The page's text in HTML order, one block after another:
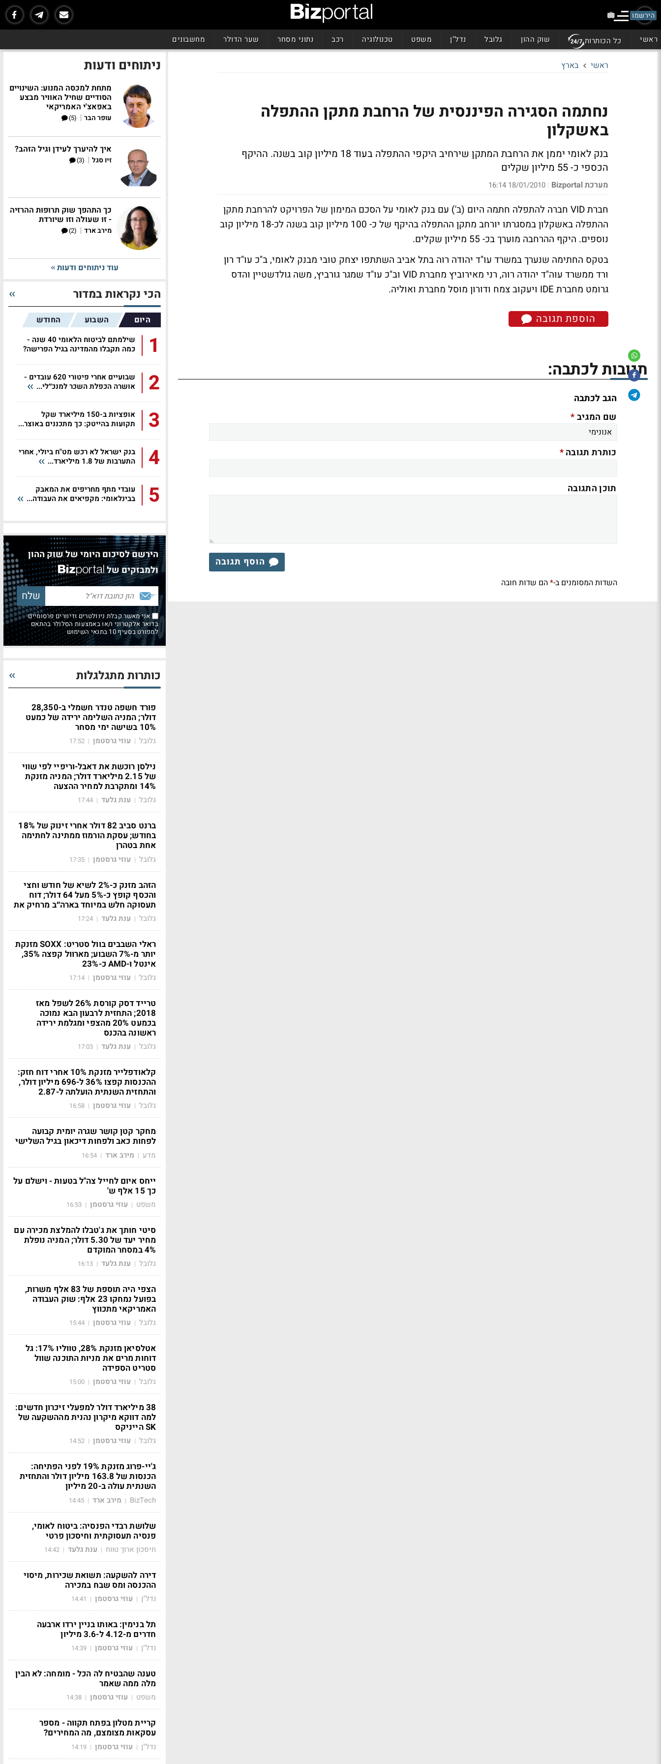
הירשמו
ראשי כל הכותרות שוק ההון גלובל נדל"ן משפט טכנולוגיה רכב נתוני מסחר שער הדולר מחשבונים
ראשי בארץ
נחתמה הסגירה הפיננסית של הרחבת מתקן ההתפלה
באשקלון
בנק לאומי יממן את הרחבת המתקן שירחיב היקפי ההתפלה בעוד 18 מיליון קוב בשנה. ההיקף
הכספי כ- 55 מיליון שקלים
מערכת Bizportal |
18/01/2010 16:14
חברת VID חברה להתפלה חתמה היום (ב') עם בנק לאומי על הסכם המימון של הפרויקט להרחבת מתקן
ההתפלה באשקלון במסגרתו יורחב מתקן ההתפלה בהיקף של כ- 100 מיליון קוב בשנה לכ-18 מיליון קוב
נוספים. היקף ההרחבה מוערך בכ- 55 מיליון שקלים.
בטקס החתימה שנערך במשרד עו"ד יהודה רוה בתל אביב השתתפו יצחק טובי מבנק לאומי, ב"כ עו"ד רון
ורד ממשרד עוה"ד יהודה רוה, רני מאירוביץ מחברת VID וב"כ עו"ד שמגר גורביץ, משה גולדשטיין והדס
גרומט מחברת IDE ויעקוב צמח ודורון מוסל מחברת ואוליה.
הוספת תגובה
תגובות לכתבה:
הגב לכתבה
שם המגיב*
כותרת תגובה*
תוכן התגובה
הוסף תגובה
השדות המסומנים ב-*הם שדות חובה
ניתוחים ודעות
מתחת למכסה המנוע: השינויים
הסודיים שחיל האוויר מבצע
באפאצ'י האמריקאי
עופר הבר |
(5)
איך להיערך לעידן וגיל הזהב?
זיו סגל |
(3)
כך התהפך שוק תרופות ההרזיה
- זו שעולה וזו שיורדת
מירב ארד |
(2)
עוד ניתוחים ודעות
הכי נקראות במדור
היום השבוע החודש
1
שילמתם לביטוח הלאומי 40 שנה -
כמה תקבלו מהמדינה בגיל הפרישה?
2
שבועיים אחרי פיטורי 620 עובדים -
אושרה הכפלת השכר למנכ״לי...
3
אופציות ב-150 מיליארד שקל
תקועות בהייטק: כך מתכננים באוצר...
4
בנק ישראל לא רכש מט"ח ביולי, אחרי
התערבות של 1.8 מיליארד...
5
עובדי מתף מחריפים את המאבק
בבינלאומי: מקפיאים את העבודה...
הירשם לסיכום היומי של שוק ההון
ולמבזקים של
אני מאשר קבלת ניוזלטרים ודיוורים פרסומיים
בדואר אלקטרוני ו/או באמצעות הסלולר בהתאם
למפורט בסעיף 10 בתנאי השימוש
כותרות מתגלגלות
פורד חשפה טנדר חשמלי ב-28,350
דולר; המניה השלימה ירידה של כמעט
10% בשישה ימי מסחר
גלובל | עוזי גרסטמן |
17:52
נילסן רוכשת את דאבל-וריפיי לפי שווי
של 2.15 מיליארד דולר; המניה מזנקת
14% ומתקרבת למחיר ההצעה
גלובל | ענת גלעד |
17:44
ברנט סביב 82 דולר אחרי זינוק של 18%
בחודש; עסקת הורמוז ממתינה לחתימה
אחת בטהרן
גלובל | עוזי גרסטמן |
17:35
הזהב מזנק כ-2% לשיא של חודש וחצי
והכסף קופץ כ-5% מעל 64 דולר; דוח
תעסוקה חלש במיוחד בארה״ב מרחיק את
גלובל | ענת גלעד |
17:24
ראלי השבבים בוול סטריט: SOXX מזנקת
יותר מ-7% השבוע; מארוול קפצה 35%,
אינטל ו-AMD כ-23%
גלובל | עוזי גרסטמן |
17:14
טרייד דסק קורסת 26% לשפל מאז
2018; התחזית לרבעון הבא נמוכה
בכמעט 20% מהצפי ומגלמת ירידה
ראשונה בהכנס
גלובל | ענת גלעד |
17:03
קלאודפלייר מזנקת 10% אחרי דוח חזק:
ההכנסות קפצו 36% ל-696 מיליון דולר,
והתחזית השנתית הועלתה ל-2.87
גלובל | עוזי גרסטמן |
16:58
מחקר קטן קושר שגרה יומית קבועה
לפחות כאב ולפחות דיכאון בגיל השלישי
מדע | מירב ארד |
16:54
ייחס איום לחייל צה"ל בטעות - וישלם על
כך 15 אלף ש'
משפט | עוזי גרסטמן |
16:53
סיטי חותך את ג'טבלו להמלצת מכירה עם
מחיר יעד של 5.30 דולר; המניה נופלת
4% במסחר המוקדם
גלובל | ענת גלעד |
16:13
הצפי היה תוספת של 83 אלף משרות,
בפועל נמחקו 23 אלף: שוק העבודה
האמריקאי מתכווץ
גלובל | עוזי גרסטמן |
15:44
אטלסיאן מזנקת 28%, טווליו 17%: גל
דוחות מרים את מניות התוכנה שוול
סטריט הספידה
גלובל | עוזי גרסטמן |
15:00
38 מיליארד דולר למפעלי זיכרון חדשים:
למה דווקא מיקרון נהנית מההשקעה של
SK הייניקס
גלובל | עוזי גרסטמן |
14:52
ג'יי-פרוג מזנקת 19% לפני הפתיחה:
הכנסות של 163.8 מיליון דולר והתחזית
השנתית עולה ב-20 מיליון
BizTech
| מירב ארד |
14:45
שלושת רבדי הפנסיה: ביטוח לאומי,
פנסיה תעסוקתית וחיסכון פרטי
חיסכון ארוך טווח | ענת גלעד |
14:42
דירה להשקעה: תשואת שכירות, מיסוי
ההכנסה ומס שבח במכירה
נדל"ן | עוזי גרסטמן |
14:41
תל בנימין: באותו בניין ירדו ארבעה
חדרים מ-4.12 ל-3.6 מיליון
נדל"ן | עוזי גרסטמן |
14:39
טענה שהבטיח לה הכל - מומחה: לא הבין
מלה ממה שאמר
משפט | עוזי גרסטמן |
14:38
קריית מטלון בפתח תקווה - מספר
עסקאות מצומצם, מה המחירים?
נדל"ן | עוזי גרסטמן |
14:19